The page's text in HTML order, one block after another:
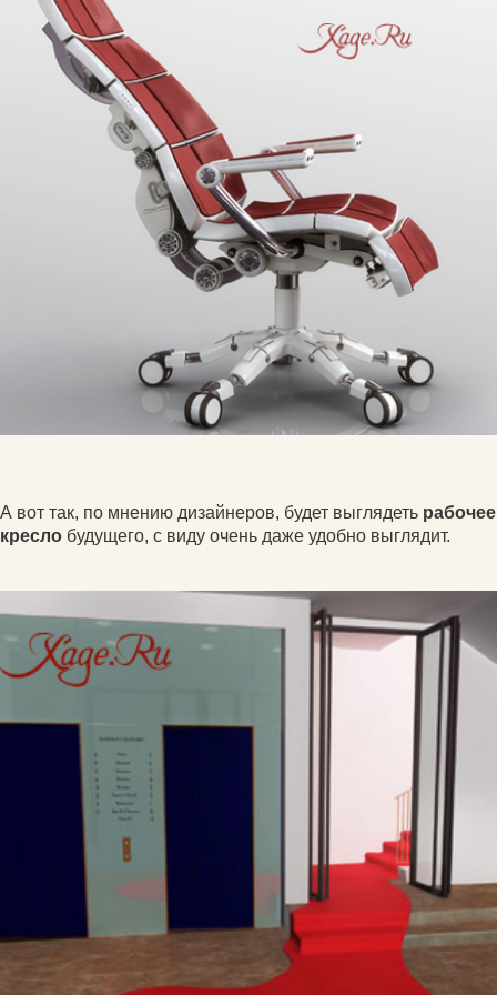
А вот так, по мнению дизайнеров, будет выглядеть рабочее
кресло будущего, с виду очень даже удобно выглядит.